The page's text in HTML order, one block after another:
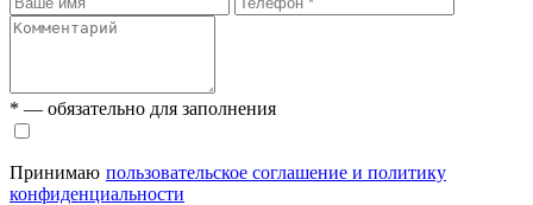
* — обязательно для заполнения
Принимаю пользовательское соглашение и политику
конфиденциальности